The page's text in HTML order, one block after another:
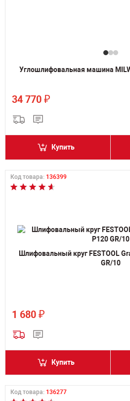
Углошлифовальная машина
34 770 ₽
Купить
Код товара: 136399
Шлифовальный круг FESTOOL
GR/10
1 680 ₽
Купить
Код товара: 136277